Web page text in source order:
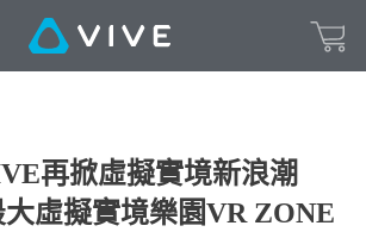
再掀虛擬實境新浪潮
大虛擬實境樂園VR ZONE